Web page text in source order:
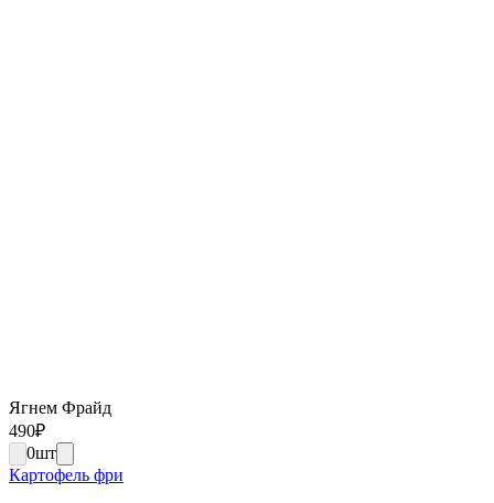
Ягнем Фрайд
490₽
0шт
Картофель фри